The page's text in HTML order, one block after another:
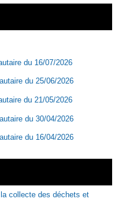
du 16/07/2026
du 25/06/2026
du 21/05/2026
du 30/04/2026
du 16/04/2026
collecte des déchets et